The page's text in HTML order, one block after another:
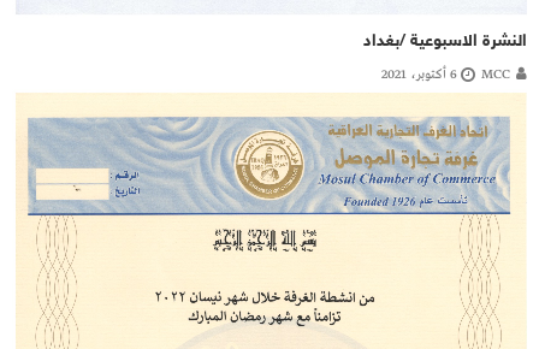
النشرة الاسبوعية /بغداد
MCC 6 أكتوبر، 2021